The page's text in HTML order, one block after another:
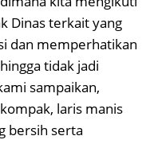
Dinas terkait yang
dan memperhatikan
tidak jadi
sampaikan,
laris manis
bersih serta